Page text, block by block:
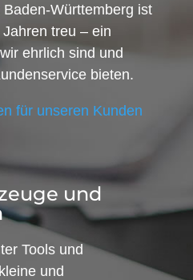
Württemberg ist
treu – ein
ehrlich sind und
bieten.
für unseren Kunden
und
Tools und
und